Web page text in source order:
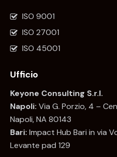
ISO 9001
ISO 27001
ISO 45001
Ufficio
Keyone Consulting S.r.l.
Napoli: Via G. Porzio, 4 –
Napoli, NA 80143
Bari: Impact Hub Bari in via
Levante pad 129